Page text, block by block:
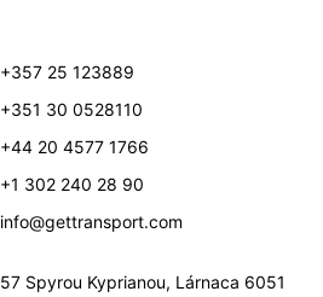
+357 25 123889
+351 30 0528110
+44 20 4577 1766
+1 302 240 28 90
info@gettransport.com
57 Spyrou Kyprianou, Lárnaca 6051